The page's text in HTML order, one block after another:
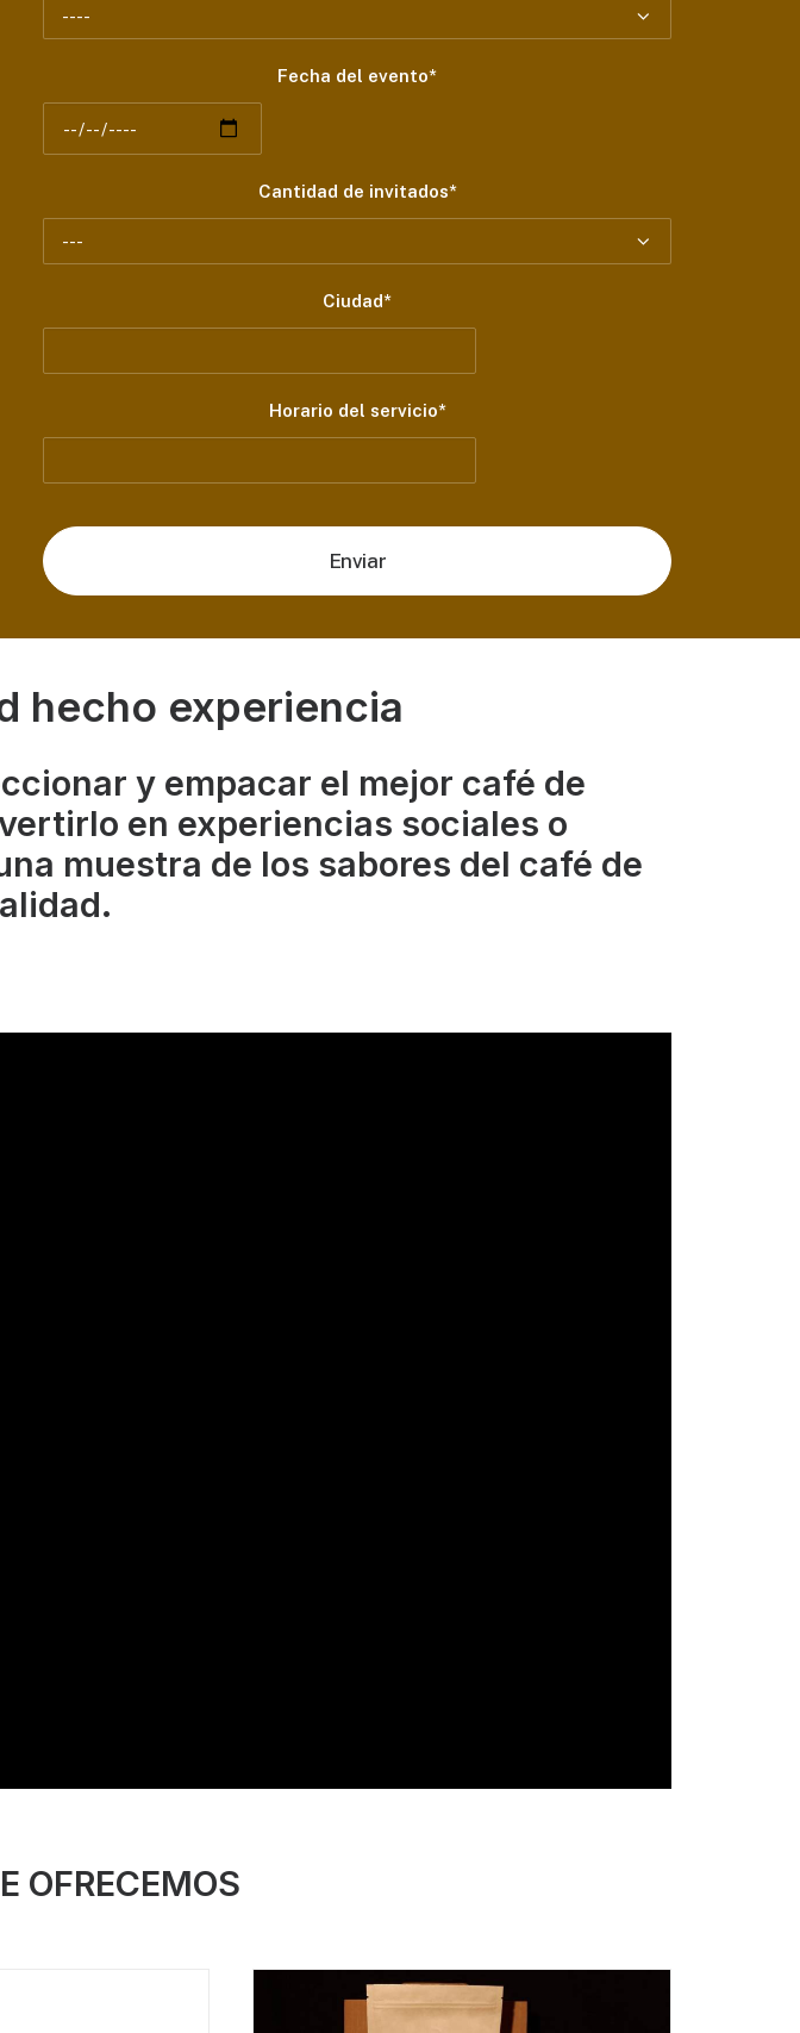
Fecha del evento*
Cantidad de invitados*
Ciudad*
Horario del servicio*
hecho experiencia
y empacar el mejor café de
en experiencias sociales o
muestra de los sabores del café de
OFRECEMOS